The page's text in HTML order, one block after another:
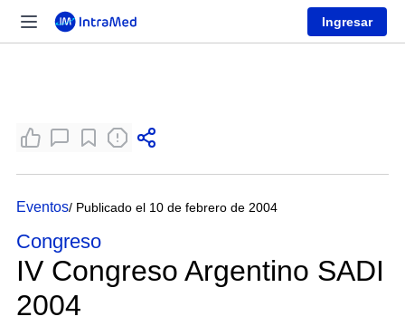
Ingresar
Eventos/ Publicado el 10 de febrero de 2004
Congreso
IV Congreso Argentino SADI
2004